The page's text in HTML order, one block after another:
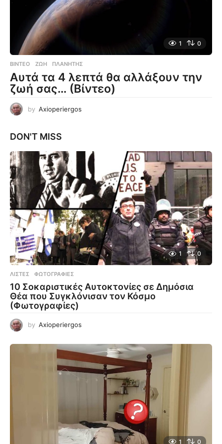
1 0
ΒΊΝΤΕΟ ΖΩΉ ,ΠΛΑΝΉΤΗΣ
Αυτά τα 4 λεπτά θα αλλάξουν την
ζωή σας… (Βίντεο)
by Axioperiergos
DON'T MISS
1 0
ΛΊΣΤΕΣ ,ΦΩΤΟΓΡΑΦΊΕΣ
10 Σοκαριστικές Αυτοκτονίες σε Δημόσια
Θέα που Συγκλόνισαν τον Κόσμο
(Φωτογραφίες)
by Axioperiergos
1 0